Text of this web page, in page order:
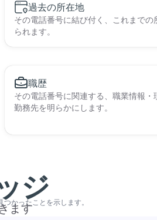
過去の所在地
その電話番号に結び付く、これまで
られます。
職歴
その電話番号に関連する、職業情報
勤務先を明らかにします。
ジ
ます
かったことを示します。